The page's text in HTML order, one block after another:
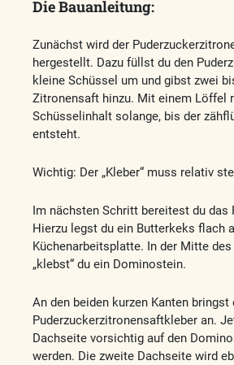
Die Bauanleitung:
Zunächst wird der
hergestellt. Dazu füllst du den
kleine Schüssel um und gibst zwei
Zitronensaft hinzu. Mit einem Löffel
Schüsselinhalt solange, bis der
entsteht.
Wichtig: Der „Kleber“ muss relativ
Im nächsten Schritt bereitest du das
Hierzu legst du ein Butterkeks flach
Küchenarbeitsplatte. In der Mitte
„klebst“ du ein Dominostein.
An den beiden kurzen Kanten
Puderzuckerzitronensaftkleber an.
Dachseite vorsichtig auf den
werden. Die zweite Dachseite wird